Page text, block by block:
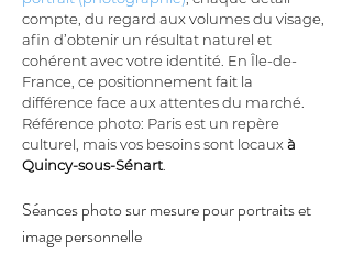
compte, du regard aux volumes du visage,
afin d’obtenir un résultat naturel et
cohérent avec votre identité. En Île-de-
France, ce positionnement fait la
différence face aux attentes du marché.
Référence photo: Paris est un repère
culturel, mais vos besoins sont locaux à
Quincy-sous-Sénart
Séances photo sur mesure pour portraits et
image personnelle